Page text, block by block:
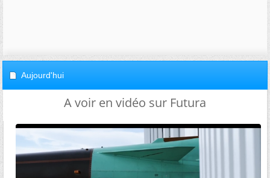
Aujourd'hui
A voir en vidéo sur Futura